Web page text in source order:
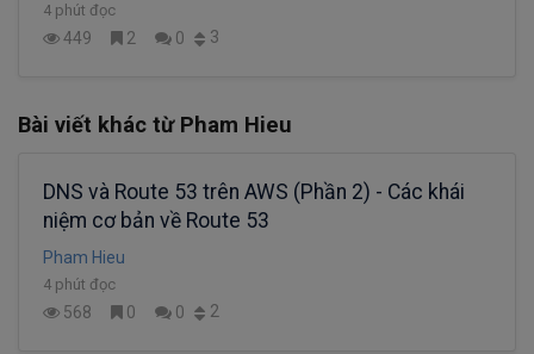
4 phút đọc
449 2 0 3
Bài viết khác từ Pham Hieu
DNS và Route 53 trên AWS (Phần 2) - Các khái
niệm cơ bản về Route 53
Pham Hieu
4 phút đọc
568 0 0 2